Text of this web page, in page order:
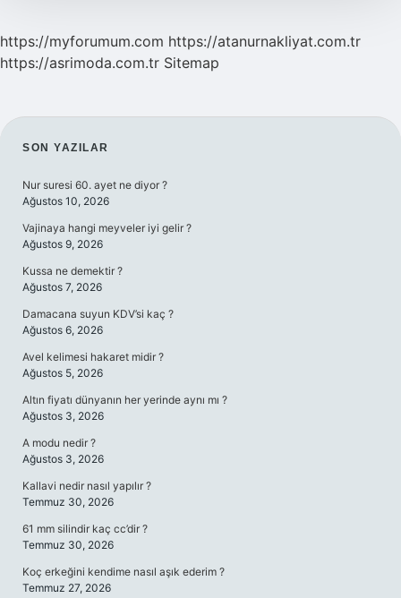
https://myforumum.com https://atanurnakliyat.com.tr
https://asrimoda.com.tr Sitemap
SIDEBAR
SON YAZILAR
Nur suresi 60. ayet ne diyor ?
Ağustos 10, 2026
Vajinaya hangi meyveler iyi gelir ?
Ağustos 9, 2026
Kussa ne demektir ?
Ağustos 7, 2026
Damacana suyun KDV’si kaç ?
Ağustos 6, 2026
Avel kelimesi hakaret midir ?
Ağustos 5, 2026
Altın fiyatı dünyanın her yerinde aynı mı ?
Ağustos 3, 2026
A modu nedir ?
Ağustos 3, 2026
Kallavi nedir nasıl yapılır ?
Temmuz 30, 2026
61 mm silindir kaç cc’dir ?
Temmuz 30, 2026
Koç erkeğini kendime nasıl aşık ederim ?
Temmuz 27, 2026